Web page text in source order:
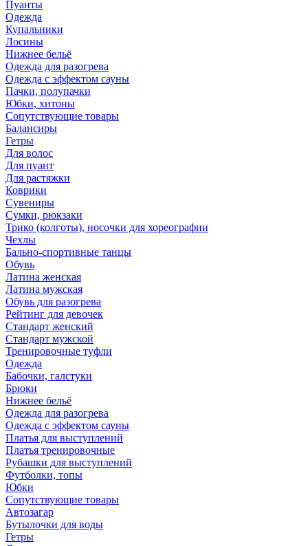
Пуанты
Одежда
Купальники
Лосины
Нижнее бельё
Одежда для разогрева
Одежда с эффектом сауны
Пачки, полупачки
Юбки, хитоны
Сопутствующие товары
Балансиры
Гетры
Для волос
Для пуант
Для растяжки
Коврики
Сувениры
Сумки, рюкзаки
Трико (колготы), носочки для хореографии
Чехлы
Бально-спортивные танцы
Обувь
Латина женская
Латина мужская
Обувь для разогрева
Рейтинг для девочек
Стандарт женский
Стандарт мужской
Тренировочные туфли
Одежда
Бабочки, галстуки
Брюки
Нижнее бельё
Одежда для разогрева
Одежда с эффектом сауны
Платья для выступлений
Платья тренировочные
Рубашки для выступлений
Футболки, топы
Юбки
Сопутствующие товары
Автозагар
Бутылочки для воды
Гетры